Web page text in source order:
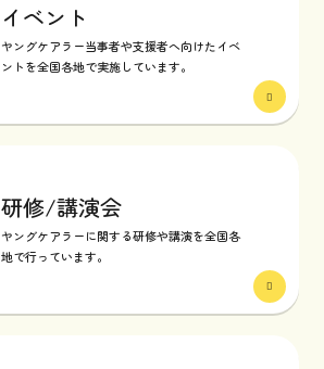
イベント
ヤングケアラー当事者や支援者へ向けたイベ
ントを全国各地で実施しています。
研修/講演会
ヤングケアラーに関する研修や講演を全国各
地で行っています。